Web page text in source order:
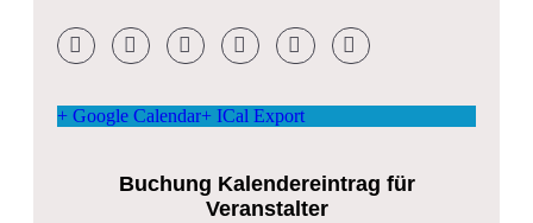
+ Google Calendar+ ICal Export
Buchung Kalendereintrag für
Veranstalter